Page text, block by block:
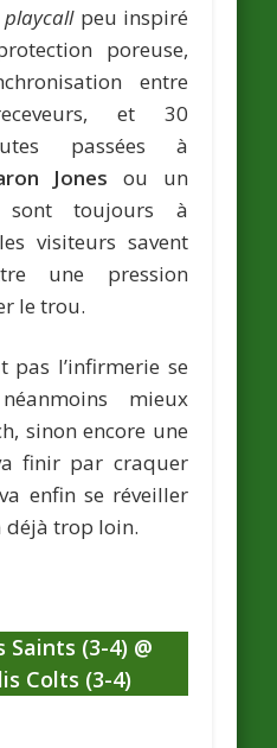
playcallpeu inspiré
poreuse,
entre
et 30
passées à
Jones ou un
sont toujours à
visiteurs savent
une pression
le trou.
pas l’infirmerie se
mieux
sinon encore une
finir par craquer
enfin se réveiller
déjà trop loin.
Saints (3-4) @
Colts (3-4)